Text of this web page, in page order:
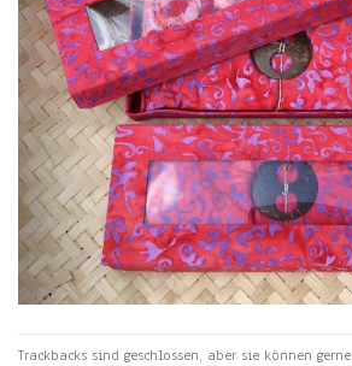
Trackbacks sind geschlossen, aber sie können gerne